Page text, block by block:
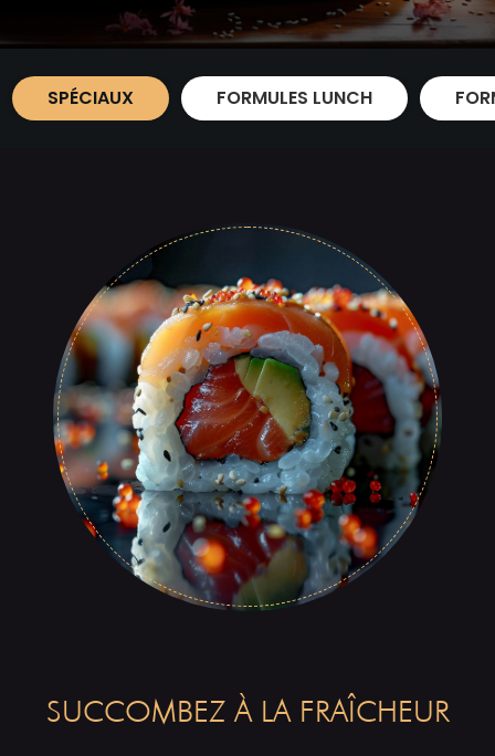
SPÉCIAUX FORMULES LUNCH
SUCCOMBEZ À LA FRAÎCHEUR